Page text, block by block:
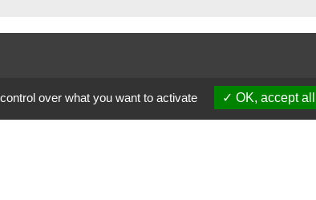
over what you want to activate OK, accept all